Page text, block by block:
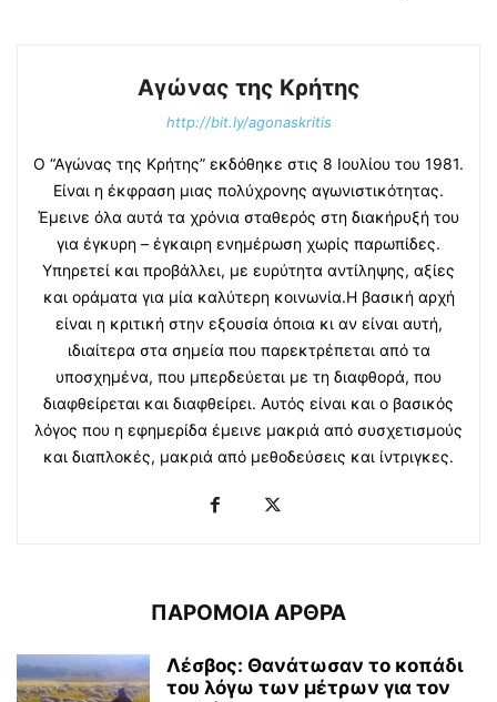
Αγώνας της Κρήτης
http://bit.ly/agonaskritis
Ο “Αγώνας της Κρήτης” εκδόθηκε στις 8 Ιουλίου του 1981.
Είναι η έκφραση μιας πολύχρονης αγωνιστικότητας.
Έμεινε όλα αυτά τα χρόνια σταθερός στη διακήρυξή του
για έγκυρη – έγκαιρη ενημέρωση χωρίς παρωπίδες.
Υπηρετεί και προβάλλει, με ευρύτητα αντίληψης, αξίες
και οράματα για μία καλύτερη κοινωνία.Η βασική αρχή
είναι η κριτική στην εξουσία όποια κι αν είναι αυτή,
ιδιαίτερα στα σημεία που παρεκτρέπεται από τα
υποσχημένα, που μπερδεύεται με τη διαφθορά, που
διαφθείρεται και διαφθείρει. Αυτός είναι και ο βασικός
λόγος που η εφημερίδα έμεινε μακριά από συσχετισμούς
και διαπλοκές, μακριά από μεθοδεύσεις και ίντριγκες.
ΠΑΡΟΜΟΙΑ ΑΡΘΡΑ
Λέσβος: Θανάτωσαν το κοπάδι
του λόγω των μέτρων για τον